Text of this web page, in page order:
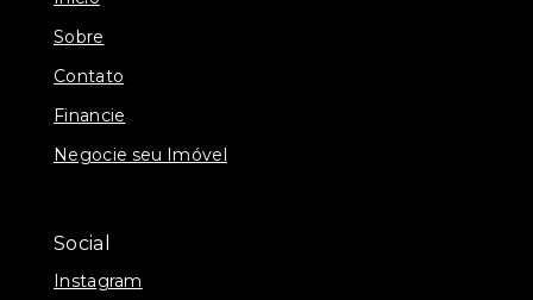
Sobre
Contato
Financie
Negocie seu Imóvel
Social
Instagram